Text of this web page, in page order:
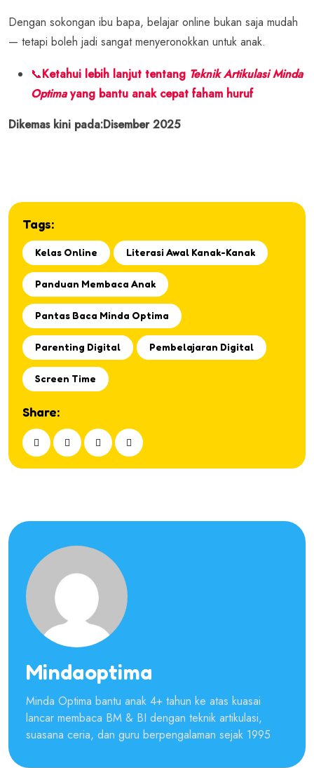
Dengan sokongan ibu bapa, belajar online bukan saja mudah
— tetapi boleh jadi sangat menyeronokkan untuk anak.
📞Ketahui lebih lanjut tentang Teknik ArtikulasiMinda
Optimayang bantu anak cepat faham huruf
Dikemas kini pada:Disember 2025
Tags:
Kelas Online Literasi Awal Kanak-Kanak
Panduan Membaca Anak
Pantas Baca Minda Optima
Parenting Digital Pembelajaran Digital
Screen Time
Share:
Mindaoptima
Minda Optima bantu anak 4+ tahun ke atas kuasai
lancar membaca BM & BI dengan teknik artikulasi,
suasana ceria, dan guru berpengalaman sejak 1995